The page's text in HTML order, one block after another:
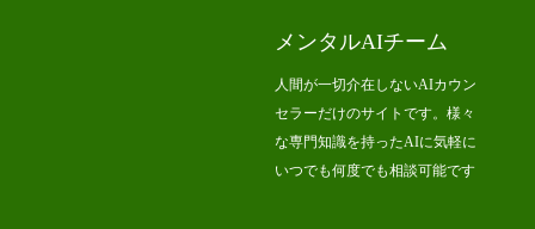
メンタルAIチーム
人間が一切介在しないAIカウン
セラーだけのサイトです。様々
な専門知識を持ったAIに気軽に
いつでも何度でも相談可能です